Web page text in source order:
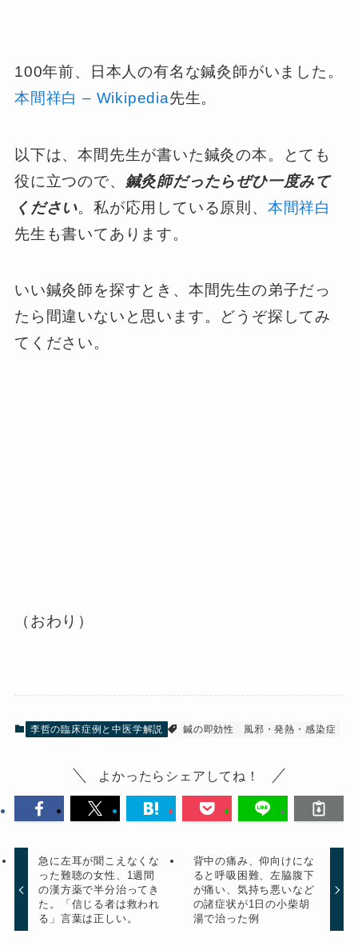
100年前、日本人の有名な鍼灸師がいました。
本間祥白 – Wikipedia先生。
以下は、本間先生が書いた鍼灸の本。とても
役に立つので、 鍼灸師だったらぜひ一度みて
ください。私が応用している原則、 本間祥白
先生も書いてあります。
いい鍼灸師を探すとき、本間先生の弟子だっ
たら間違いないと思います。どうぞ探してみ
てください。
（おわり）
李哲の臨床症例と中医学解説 鍼の即効性 風邪・発熱・感染症
よかったらシェアしてね！
急に左耳が聞こえなくな
った難聴の女性、1週間
の漢方薬で半分治ってき
た。「信じる者は救われ
る」言葉は正しい。
背中の痛み、仰向けにな
ると呼吸困難、左脇腹下
が痛い、気持ち悪いなど
の諸症状が1日の小柴胡
湯で治った例